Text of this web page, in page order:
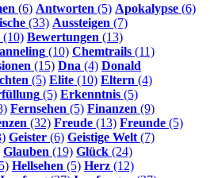
(6) Antworten (5) Apokalypse (6)
(33) Aussteigen (7)
(10) Bewertungen (13)
(10) Chemtrails (11)
(15) Dna (4) Donald
(5) Elite (10) Eltern (4)
(5) Erkenntnis (5)
Fernsehen (5) Finanzen (9)
(32) Freude (13) Freunde (5)
Geister (6) Geistige Welt (7)
Glauben (19) Glück (24)
Hellsehen (5) Herz (12)